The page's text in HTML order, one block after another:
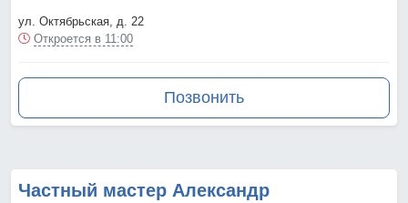
ул. Октябрьская, д. 22
Откроется в 11:00
Позвонить
Частный мастер Александр